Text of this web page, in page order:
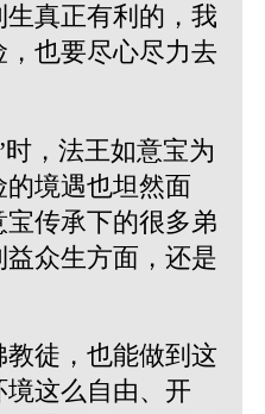
真正有利的，我
也要尽心尽力去
，法王如意宝为
境遇也坦然面
传承下的很多弟
众生方面，还是
徒，也能做到这
这么自由、开